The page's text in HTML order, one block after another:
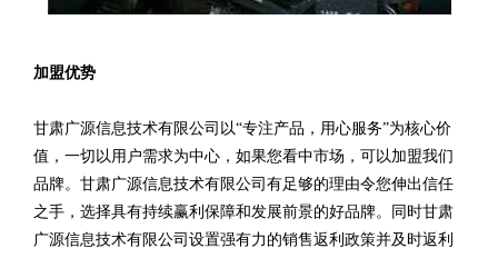
加盟优势
甘肃广源信息技术有限公司以“专注产品，用心服务”为核心价
值，一切以用户需求为中心，如果您看中市场，可以加盟我们
品牌。甘肃广源信息技术有限公司有足够的理由令您伸出信任
之手，选择具有持续赢利保障和发展前景的好品牌。同时甘肃
广源信息技术有限公司设置强有力的销售返利政策并及时返利